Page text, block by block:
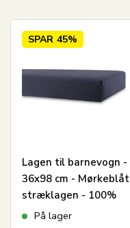
SPAR 45%
Lagen til barnevogn -
36x98 cm - Mørkeblåt
stræklagen - 100%
Bomuld - Faconlagen
På lager